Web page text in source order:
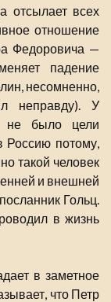
отсылает всех
отношение
Федоровича —
падение
несомненно,
неправду). У
не было цели
Россию потому,
такой человек
и внешней
Гольц.
в жизнь
в заметное
что Петр